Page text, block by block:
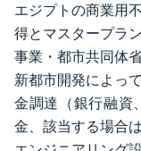
エジプトの商業用
得とマスタープラ
事業・都市共同体
新都市開発によっ
金調達（銀行融資
金、該当する場合